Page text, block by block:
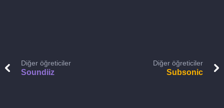
Diğer öğreticiler
Soundiiz
Diğer öğreticiler
Subsonic